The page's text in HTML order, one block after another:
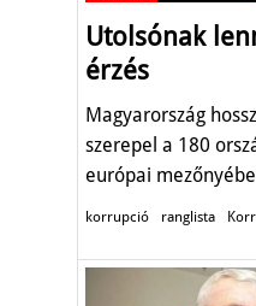
Utolsónak
érzés
Magyarország
szerepel a 180
európai
korrupció ranglista